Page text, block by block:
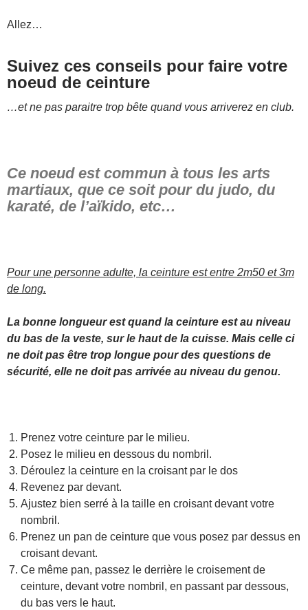
Allez…
Suivez ces conseils pour faire votre
noeud de ceinture
…et ne pas paraitre trop bête quand vous arriverez en club.
Ce noeud est commun à tous les arts
martiaux, que ce soit pour du judo, du
karaté, de l’aïkido, etc…
Pour une personne adulte, la ceinture est entre 2m50 et 3m
de long.
La bonne longueur est quand la ceinture est au niveau
du bas de la veste, sur le haut de la cuisse. Mais celle ci
ne doit pas être trop longue pour des questions de
sécurité, elle ne doit pas arrivée au niveau du genou.
Prenez votre ceinture par le milieu.
Posez le milieu en dessous du nombril.
Déroulez la ceinture en la croisant par le dos
Revenez par devant.
Ajustez bien serré à la taille en croisant devant votre
nombril.
Prenez un pan de ceinture que vous posez par dessus en
croisant devant.
Ce même pan, passez le derrière le croisement de
ceinture, devant votre nombril, en passant par dessous,
du bas vers le haut.